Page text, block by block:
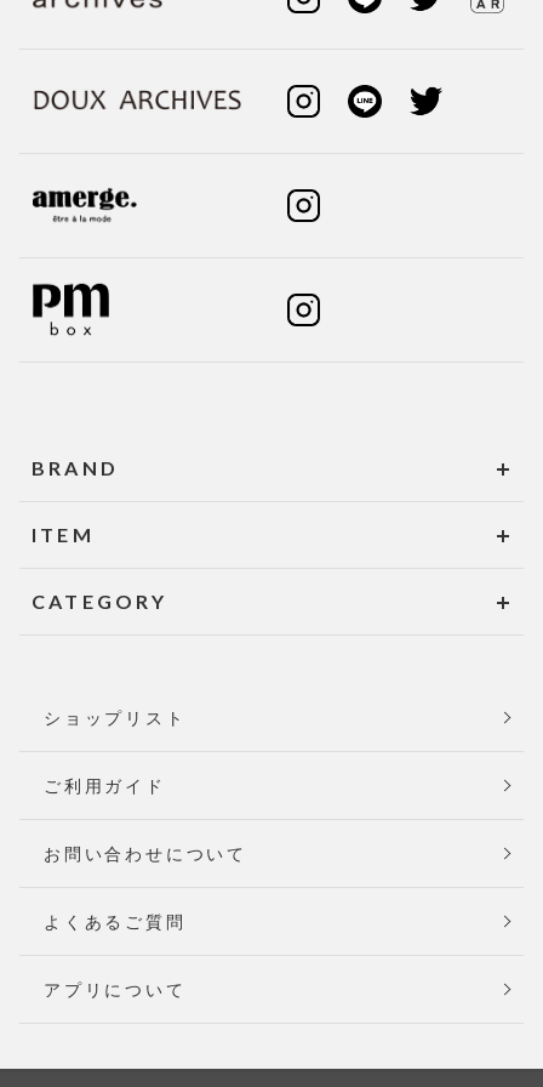
BRAND
ITEM
CATEGORY
ショップリスト
ご利用ガイド
お問い合わせについて
よくあるご質問
アプリについて